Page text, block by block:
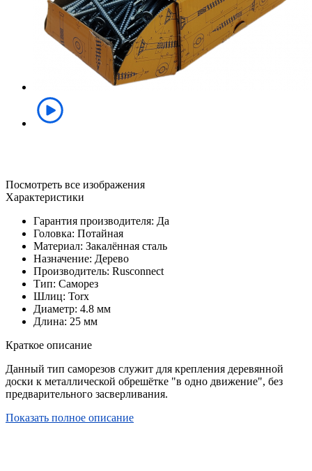
Посмотреть все изображения
Характеристики
Гарантия производителя: Да
Головка: Потайная
Материал: Закалённая сталь
Назначение: Дерево
Производитель: Rusconnect
Тип: Саморез
Шлиц: Torx
Диаметр: 4.8 мм
Длина: 25 мм
Краткое описание
Данный тип саморезов служит для крепления деревянной
доски к металлической обрешётке "в одно движение", без
предварительного засверливания.
Показать полное описание